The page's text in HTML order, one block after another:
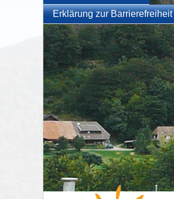
Erklärung zur Barrierefreiheit